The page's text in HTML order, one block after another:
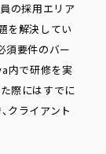
の採用エリア
を解決してい
須要件のバー
内で研修を実
際にはすでに
クライアント